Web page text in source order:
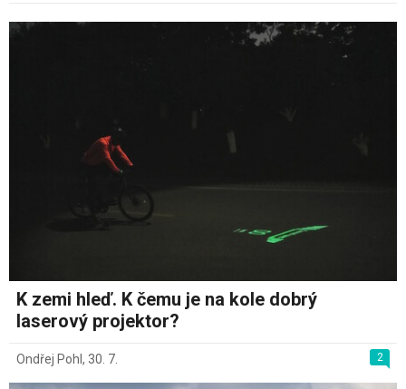
K zemi hleď. K čemu je na kole dobrý
laserový projektor?
2
Ondřej Pohl , 30. 7.